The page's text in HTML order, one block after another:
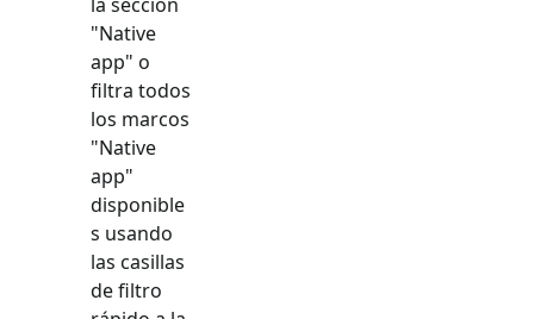
"Native
app" o
filtra todos
los marcos
"Native
app"
disponible
s usando
las casillas
de filtro